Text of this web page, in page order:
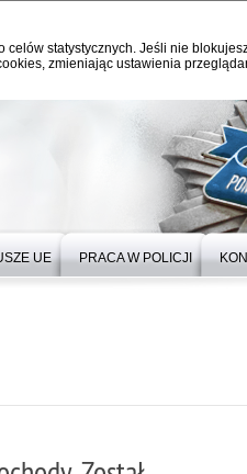
statystycznych. Jeśli nie
zmieniając ustawienia
UE PRACA W POLICJI